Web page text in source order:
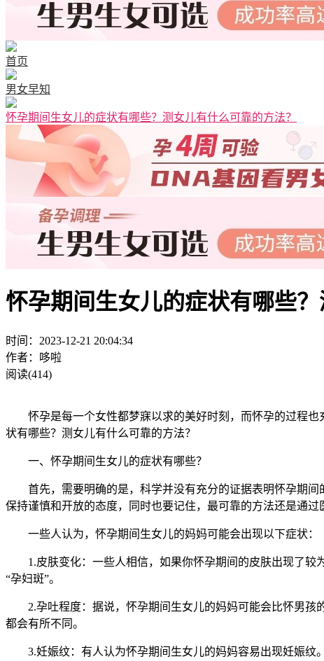
首页
男女早知
怀孕期间生女儿的症状有哪些？测女儿有什么可靠的方法？
怀孕期间生女儿的症状有哪些
时间：2023-12-21 20:04:34
作者：哆啦
阅读(414)
怀孕是每一个女性都梦寐以求的美好时刻，而怀孕的过程也
状有哪些？测女儿有什么可靠的方法？
一、怀孕期间生女儿的症状有哪些？
首先，需要明确的是，科学并没有充分的证据表明怀孕期间
保持谨慎和开放的态度，同时也要记住，最可靠的方法还是通过
一些人认为，怀孕期间生女儿的妈妈可能会出现以下症状：
1.皮肤变化：一些人相信，如果你怀孕期间的皮肤出现了较
“孕妇斑”。
2.孕吐程度：据说，怀孕期间生女儿的妈妈可能会比怀男孩
都会有所不同。
3.妊娠纹：有人认为怀孕期间生女儿的妈妈容易出现妊娠纹